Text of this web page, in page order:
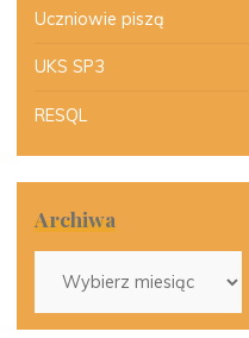
Uczniowie piszą
UKS SP3
RESQL
Archiwa